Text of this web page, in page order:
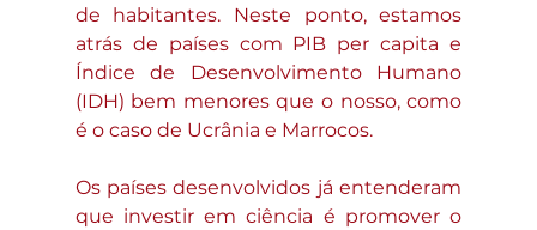
de habitantes. Neste ponto, estamos
atrás de países com PIB per capita e
Índice de Desenvolvimento Humano
(IDH) bem menores que o nosso, como
é o caso de Ucrânia e Marrocos.
Os países desenvolvidos já entenderam
que investir em ciência é promover o